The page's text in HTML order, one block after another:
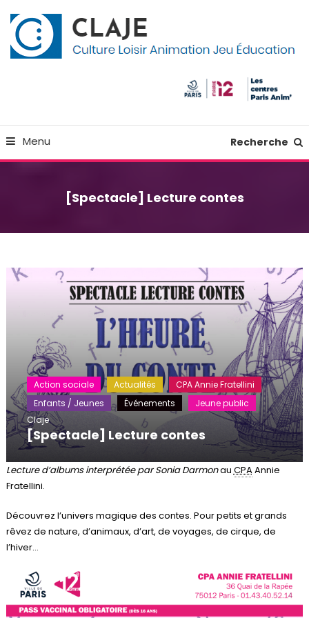
To
Content
Menu Recherche
[Spectacle] Lecture contes
Action sociale Actualités
CPA Annie Fratellini
Enfants / Jeunes
Événements
Jeune public
Claje
[Spectacle] Lecture contes
Lecture d’albums interprétée par Sonia Darmonau CPAAnnie
Fratellini.
Découvrez l’univers magique des contes. Pour petits et grands
rêvez de nature, d’animaux, d’art, de voyages, de cirque, de
l’hiver…